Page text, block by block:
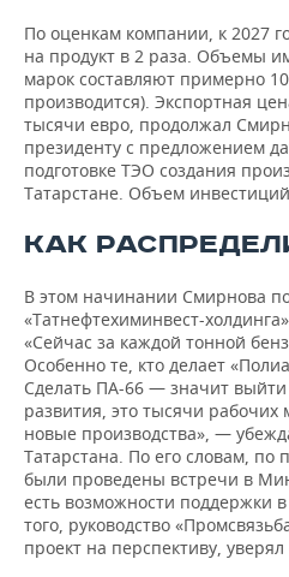
По оценкам компании, к 2027
на продукт в 2 раза. Объемы
марок составляют примерно
производится). Экспортная
тысячи евро, продолжал
президенту с предложением
подготовке ТЭО создания
Татарстане. Объем
КАК
В этом начинании Смирнова
«Татнефтехиминвест-
«Сейчас за каждой тонной
Особенно те, кто делает
Сделать ПА-66 — значит
развития, это тысячи рабочих
новые производства», —
Татарстана. По его словам, по
были проведены встречи в
есть возможности поддержки
того, руководство
проект на перспективу, уверял